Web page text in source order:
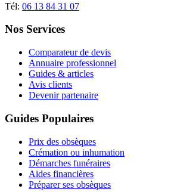
Tél: 06 13 84 31 07
Nos Services
Comparateur de devis
Annuaire professionnel
Guides & articles
Avis clients
Devenir partenaire
Guides Populaires
Prix des obsèques
Crémation ou inhumation
Démarches funéraires
Aides financières
Préparer ses obsèques